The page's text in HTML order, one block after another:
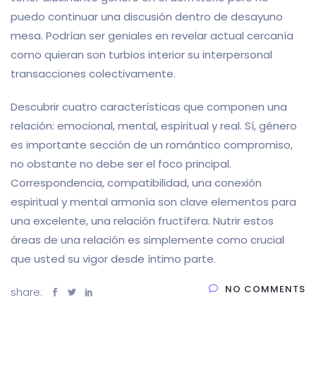
puedo continuar una discusión dentro de desayuno
mesa. Podrían ser geniales en revelar actual cercanía
como quieran son turbios interior su interpersonal
transacciones colectivamente.
Descubrir cuatro características que componen una
relación: emocional, mental, espiritual y real. Sí, género
es importante sección de un romántico compromiso,
no obstante no debe ser el foco principal.
Correspondencia, compatibilidad, una conexión
espiritual y mental armonía son clave elementos para
una excelente, una relación fructífera. Nutrir estos
áreas de una relación es simplemente como crucial
que usted su vigor desde íntimo parte.
share: NO COMMENTS